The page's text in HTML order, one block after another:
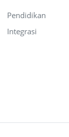
Pendidikan
Integrasi